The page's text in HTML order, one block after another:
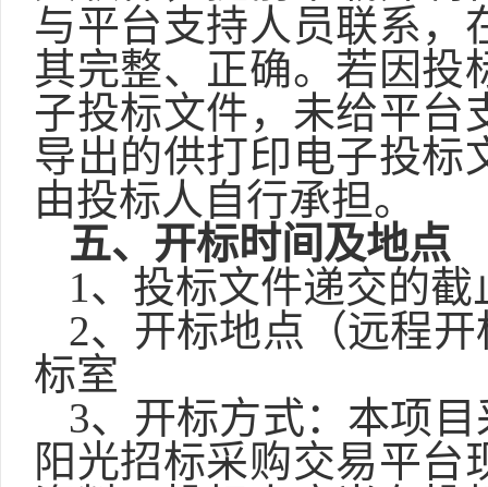
与平台支持人员联系，
其完整、正确。若因投
子投标文件，未给平台
导出的供打印电子投标
由投标人自行承担。
五、开标时间及地点
1、投标文件递交的
2、开标地点（远程
标室
3、开标方式：本项
阳光招标采购交易平